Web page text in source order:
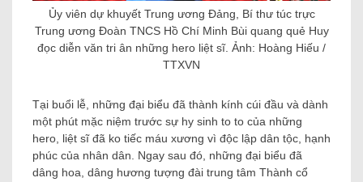
Ủy viên dự khuyết Trung ương Đảng, Bí thư túc trực
Trung ương Đoàn TNCS Hồ Chí Minh Bùi quang quẻ Huy
đọc diễn văn tri ân những hero liệt sĩ. Ảnh: Hoàng Hiếu /
TTXVN
Tại buổi lễ, những đại biểu đã thành kính cúi đầu và dành
một phút mặc niệm trước sự hy sinh to to của những
hero, liệt sĩ đã ko tiếc máu xương vì độc lập dân tộc, hạnh
phúc của nhân dân. Ngay sau đó, những đại biểu đã
dâng hoa, dâng hương tượng đài trung tâm Thành cổ